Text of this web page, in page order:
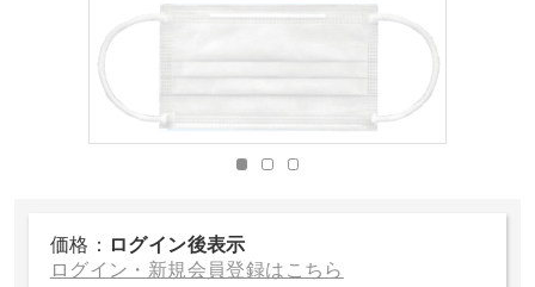
価格： ログイン後表示
ログイン・新規会員登録はこちら